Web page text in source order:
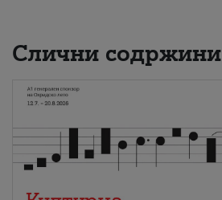
Слични содржини